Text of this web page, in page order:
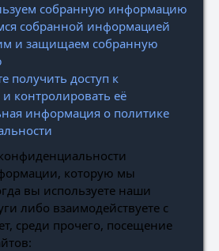
собранную информацию
собранной информацией
и защищаем собранную
получить доступ к
контролировать её
информация о политике
которую мы
вы используете наши
либо взаимодействуете с
среди прочего, посещение